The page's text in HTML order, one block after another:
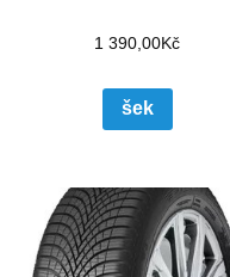
1 390,00Kč
šek